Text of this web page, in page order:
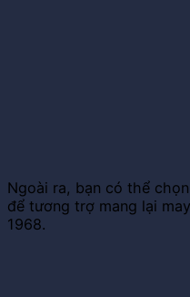
Ngoài ra, bạn có thể
để tương trợ mang lại
1968.